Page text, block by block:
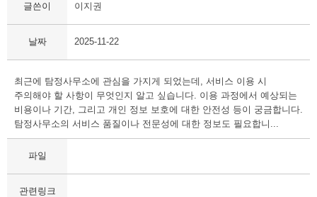
글쓴이 이지권
날짜 2025-11-22
최근에 탐정사무소에 관심을 가지게 되었는데, 서비스 이용 시
주의해야 할 사항이 무엇인지 알고 싶습니다. 이용 과정에서 예상되는
비용이나 기간, 그리고 개인 정보 보호에 대한 안전성 등이 궁금합니다.
탐정사무소의 서비스 품질이나 전문성에 대한 정보도 필요합니...
파일
관련링크